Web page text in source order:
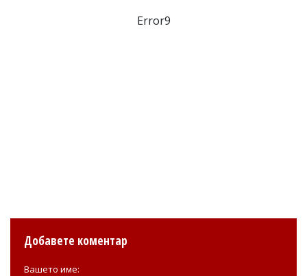
Error9
Добавете коментар
Вашето име: